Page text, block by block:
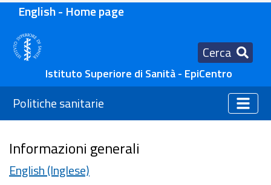
English - Home page
Cerca
Istituto Superiore di Sanità - EpiCentro
Politiche sanitarie
Informazioni generali
English (Inglese)